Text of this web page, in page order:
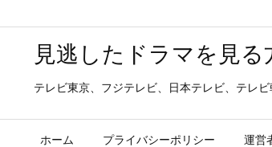
見逃したドラマを見る
テレビ東京、フジテレビ、日本テレビ、テレ
ホーム プライバシーポリシー 運営